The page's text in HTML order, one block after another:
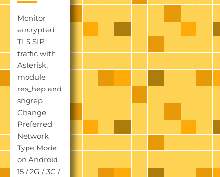
Monitor
encrypted
TLS SIP
traffic with
Asterisk,
module
res_hep and
sngrep
Change
Preferred
Network
Type Mode
on Android
15 / 2G / 3G /